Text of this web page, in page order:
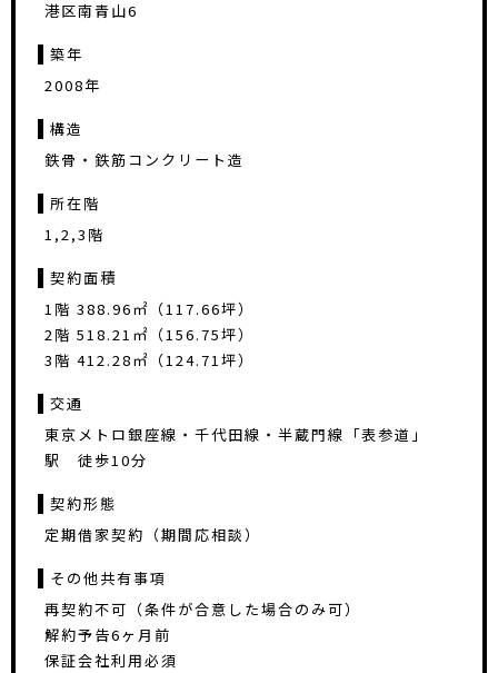
港区南青山6
築年
2008年
構造
鉄骨・鉄筋コンクリート造
所在階
1,2,3階
契約面積
1階 388.96㎡（117.66坪）
2階 518.21㎡（156.75坪）
3階 412.28㎡（124.71坪）
交通
東京メトロ銀座線・千代田線・半蔵門線「表参道」
駅 徒歩10分
契約形態
定期借家契約（期間応相談）
その他共有事項
再契約不可（条件が合意した場合のみ可）
解約予告6ヶ月前
保証会社利用必須